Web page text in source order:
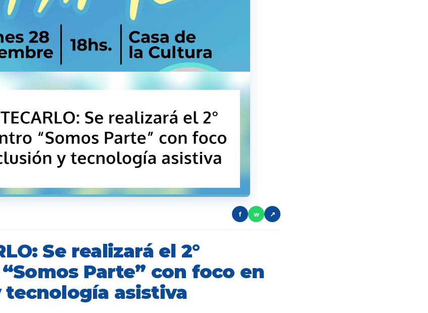
f w ↗
Se realizará el 2°
Parte” con foco en
asistiva